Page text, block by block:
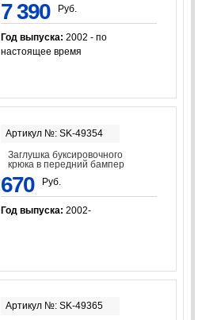
7 390 Руб.
Год выпуска: 2002 - по
настоящее время
Артикул №: SK-49354
Заглушка буксировочного
крюка в передний бампер
670 Руб.
Год выпуска: 2002-
Артикул №: SK-49365